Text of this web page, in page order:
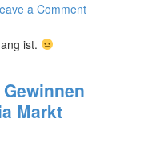
a Comment
ist.
Markt